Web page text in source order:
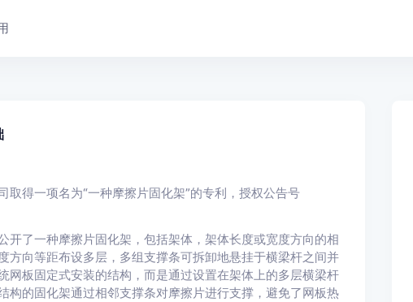
得一项名为“一种摩擦片固化架”的专利，授权公告号
了一种摩擦片固化架，包括架体，架体长度或宽度方向的相
向等距布设多层，多组支撑条可拆卸地悬挂于横梁杆之间并
网板固定式安装的结构，而是通过设置在架体上的多层横梁杆
的固化架通过相邻支撑条对摩擦片进行支撑，避免了网板热